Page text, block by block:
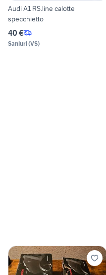
Audi A1 RS.line calotte
specchietto
40 €
Sanluri(VS)